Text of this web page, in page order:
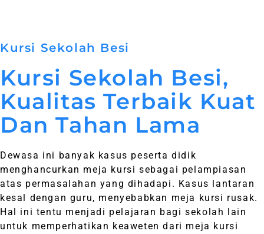
Kursi Sekolah Besi
Kursi Sekolah Besi,
Kualitas Terbaik Kuat
Dan Tahan Lama
Dewasa ini banyak kasus peserta didik
menghancurkan meja kursi sebagai pelampiasan
atas permasalahan yang dihadapi. Kasus lantaran
kesal dengan guru, menyebabkan meja kursi rusak.
Hal ini tentu menjadi pelajaran bagi sekolah lain
untuk memperhatikan keaweten dari meja kursi